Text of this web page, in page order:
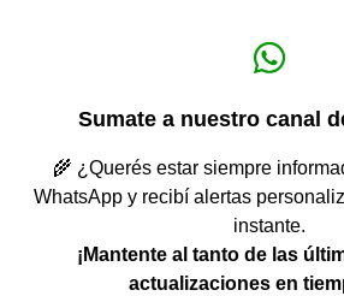
Sumate a nuestro canal
🌾 ¿Querés estar siempre
WhatsApp y recibí alertas
instante.
¡Mantente al tanto de las
actualizaciones en